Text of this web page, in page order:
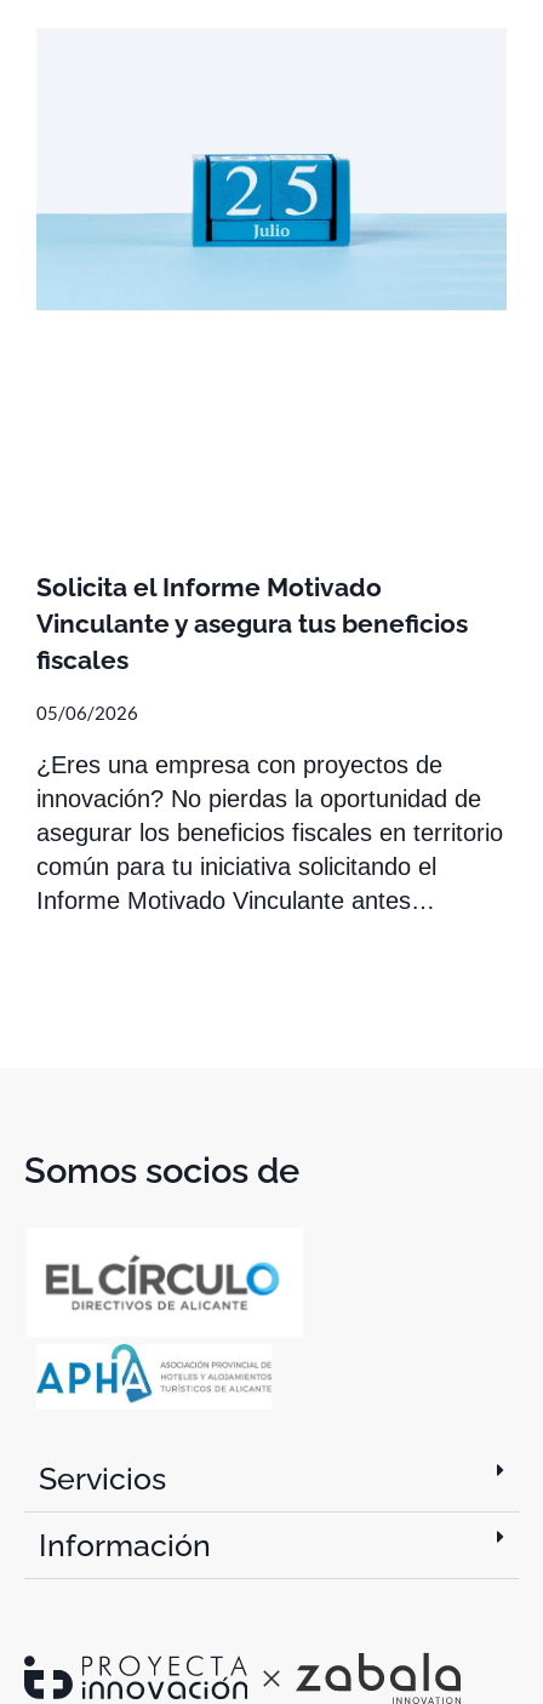
Solicita el Informe Motivado
Vinculante y asegura tus beneficios
fiscales
05/06/2026
¿Eres una empresa con proyectos de
innovación? No pierdas la oportunidad de
asegurar los beneficios fiscales en territorio
común para tu iniciativa solicitando el
Informe Motivado Vinculante antes…
Somos socios de
Servicios
Información